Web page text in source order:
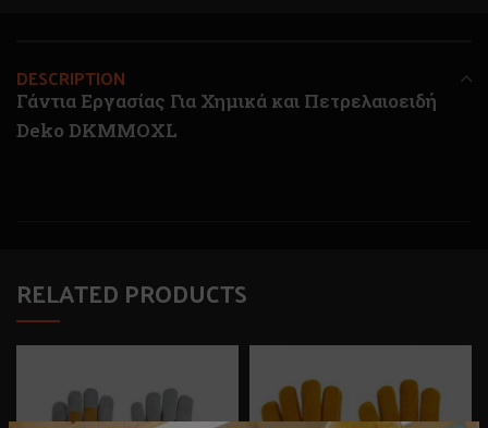
DESCRIPTION
Γάντια Εργασίας Για Χημικά και Πετρελαιοειδή
Deko DKMMOXL
RELATED PRODUCTS